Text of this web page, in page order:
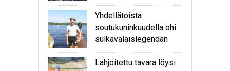
Yhdellätoista
soutukuninkuudella ohi
sulkavalaislegendan
Lahjoitettu tavara löysi